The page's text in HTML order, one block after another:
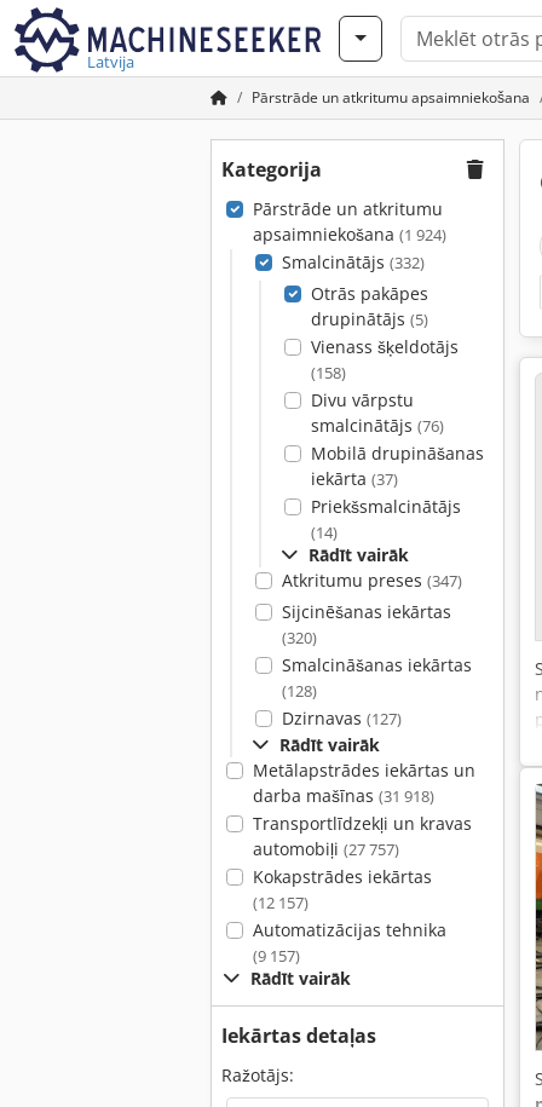
Latvija
Pārstrāde un atkritumu apsaimniekošana
Kategorija
Pārstrāde un atkritumu
apsaimniekošana (1 924)
Smalcinātājs (332)
Otrās pakāpes
drupinātājs (5)
Vienass šķeldotājs
(158)
Divu vārpstu
smalcinātājs (76)
Mobilā drupināšanas
iekārta (37)
Priekšsmalcinātājs
(14)
Rādīt vairāk
Atkritumu preses (347)
Sijcinēšanas iekārtas
(320)
Smalcināšanas iekārtas
(128)
Dzirnavas (127)
Rādīt vairāk
Metālapstrādes iekārtas un
darba mašīnas (31 918)
Transportlīdzekļi un kravas
automobiļi (27 757)
Kokapstrādes iekārtas
(12 157)
Automatizācijas tehnika
(9 157)
Rādīt vairāk
Iekārtas detaļas
Ražotājs: